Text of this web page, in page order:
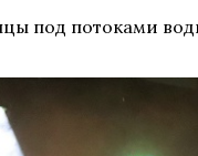
под потоками